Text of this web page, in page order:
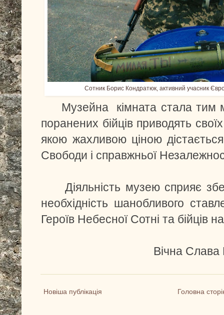
Сотник Борис Кондратюк, активний учасник
Музейна кімната стала тим
поранених бійців приводять
якою жахливою ціною
Свободи і справжньої
Діяльність музею сприяє
необхідність шанобливого
Героїв Небесної Сотні та бійців
Вічна Слава
Новіша публікація Головна